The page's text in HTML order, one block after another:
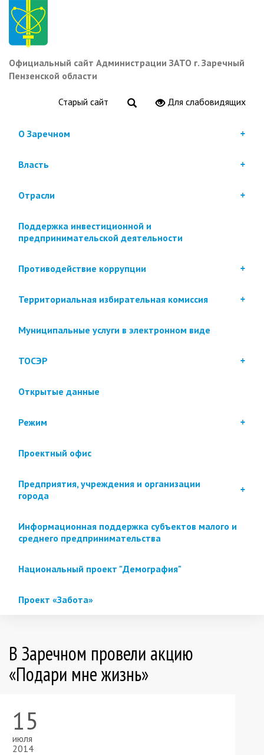
Перейти
основному
содержанию
Официальный сайт Администрации ЗАТО г. Заречный
Пензенской области
Старый сайт Для слабовидящих
О Заречном
Власть
Отрасли
Поддержка инвестиционной и
предпринимательской деятельности
Противодействие коррупции
Территориальная избирательная комиссия
Муниципальные услуги в электронном виде
ТОСЭР
Открытые данные
Режим
Проектный офис
Предприятия, учреждения и организации
города
Информационная поддержка субъектов малого и
среднего предпринимательства
Национальный проект "Демография"
Проект «Забота»
В Заречном провели акцию
«Подари мне жизнь»
15
июля
2014